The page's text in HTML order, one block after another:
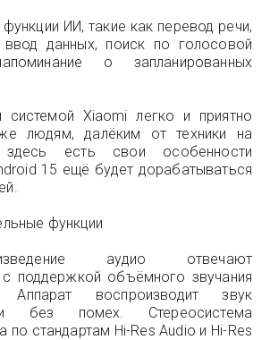
ИИ, такие как перевод речи,
ввод данных, поиск по голосовой
о запланированных
системой Xiaomi легко и приятно
людям, далёким от техники на
есть свои особенности
15 ещё будет дорабатываться
функции
аудио отвечают
с поддержкой объёмного звучания
воспроизводит звук
и без помех. Стереосистема
по стандартам Hi-Res Audio и Hi-Res